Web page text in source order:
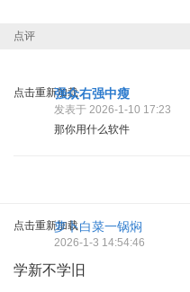
点评
点击重新加载强众右强中瘦
发表于 2026-1-10 17:23
那你用什么软件
点击重新加载萝卜白菜一锅焖
2026-1-3 14:54:46
学新不学旧